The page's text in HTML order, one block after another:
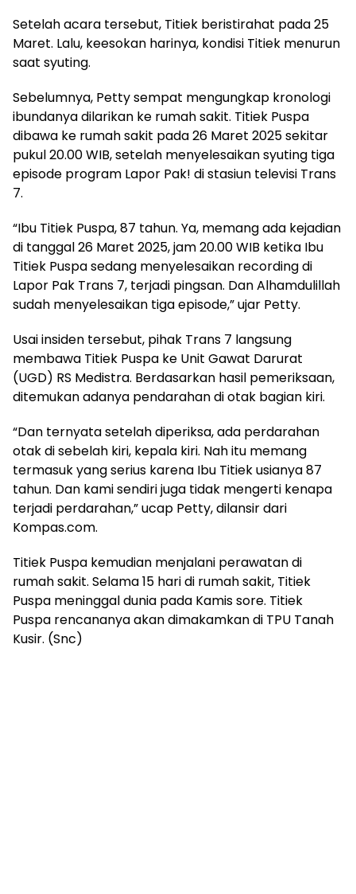
Setelah acara tersebut, Titiek beristirahat pada 25
Maret. Lalu, keesokan harinya, kondisi Titiek menurun
saat syuting.
Sebelumnya, Petty sempat mengungkap kronologi
ibundanya dilarikan ke rumah sakit. Titiek Puspa
dibawa ke rumah sakit pada 26 Maret 2025 sekitar
pukul 20.00 WIB, setelah menyelesaikan syuting tiga
episode program Lapor Pak! di stasiun televisi Trans
7.
“Ibu Titiek Puspa, 87 tahun. Ya, memang ada kejadian
di tanggal 26 Maret 2025, jam 20.00 WIB ketika Ibu
Titiek Puspa sedang menyelesaikan recording di
Lapor Pak Trans 7, terjadi pingsan. Dan Alhamdulillah
sudah menyelesaikan tiga episode,” ujar Petty.
Usai insiden tersebut, pihak Trans 7 langsung
membawa Titiek Puspa ke Unit Gawat Darurat
(UGD) RS Medistra. Berdasarkan hasil pemeriksaan,
ditemukan adanya pendarahan di otak bagian kiri.
“Dan ternyata setelah diperiksa, ada perdarahan
otak di sebelah kiri, kepala kiri. Nah itu memang
termasuk yang serius karena Ibu Titiek usianya 87
tahun. Dan kami sendiri juga tidak mengerti kenapa
terjadi perdarahan,” ucap Petty, dilansir dari
Kompas.com.
Titiek Puspa kemudian menjalani perawatan di
rumah sakit. Selama 15 hari di rumah sakit, Titiek
Puspa meninggal dunia pada Kamis sore. Titiek
Puspa rencananya akan dimakamkan di TPU Tanah
Kusir. (Snc)